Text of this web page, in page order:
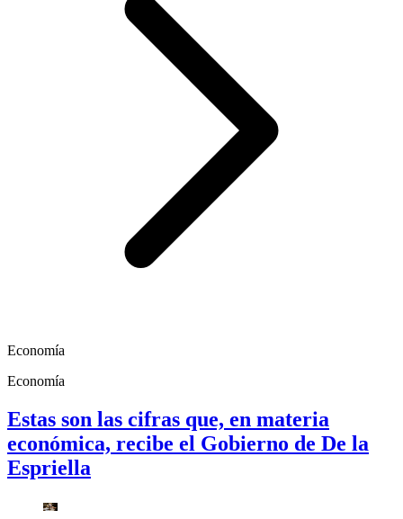
Economía
Economía
Estas son las cifras que, en materia
económica, recibe el Gobierno de De la
Espriella